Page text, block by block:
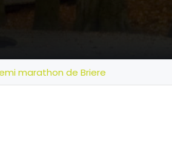
marathon de Briere